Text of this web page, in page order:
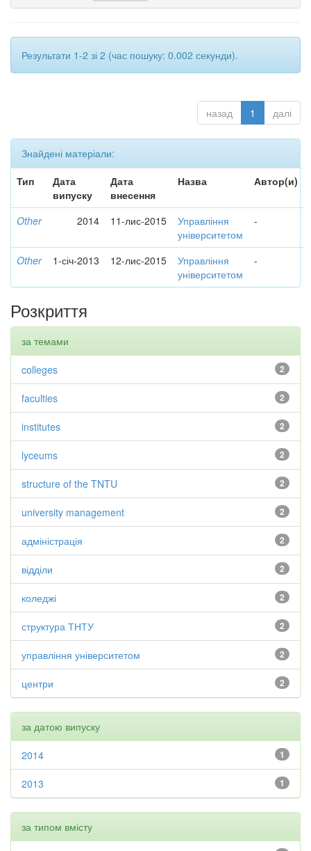
Результати 1-2 зі 2 (час пошуку: 0.002 секунди).
назад 1 далі
Знайдені матеріали:
Тип
Дата
випуску
Дата
внесення
Назва Автор(и)
Other 2014 11-лис-2015
Управління
університетом
-
Other 1-січ-2013 12-лис-2015
Управління
університетом
-
Розкриття
за темами
2
colleges
2
faculties
2
institutes
2
lyceums
2
structure of the TNTU
2
university management
2
адміністрація
2
відділи
2
коледжі
2
структура ТНТУ
2
управління університетом
2
центри
за датою випуску
1
2014
1
2013
за типом вмісту